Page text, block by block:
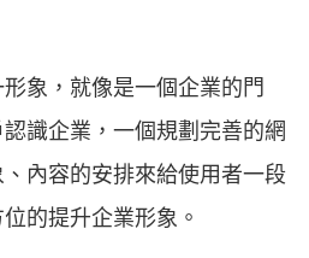
象，就像是一個企業的門
識企業，一個規劃完善的網
內容的安排來給使用者一段
的提升企業形象。